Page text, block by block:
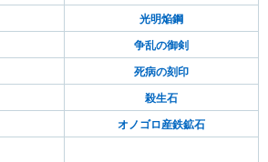
光明焔鋼
争乱の御剣
死病の刻印
殺生石
オノゴロ産鉄鉱石